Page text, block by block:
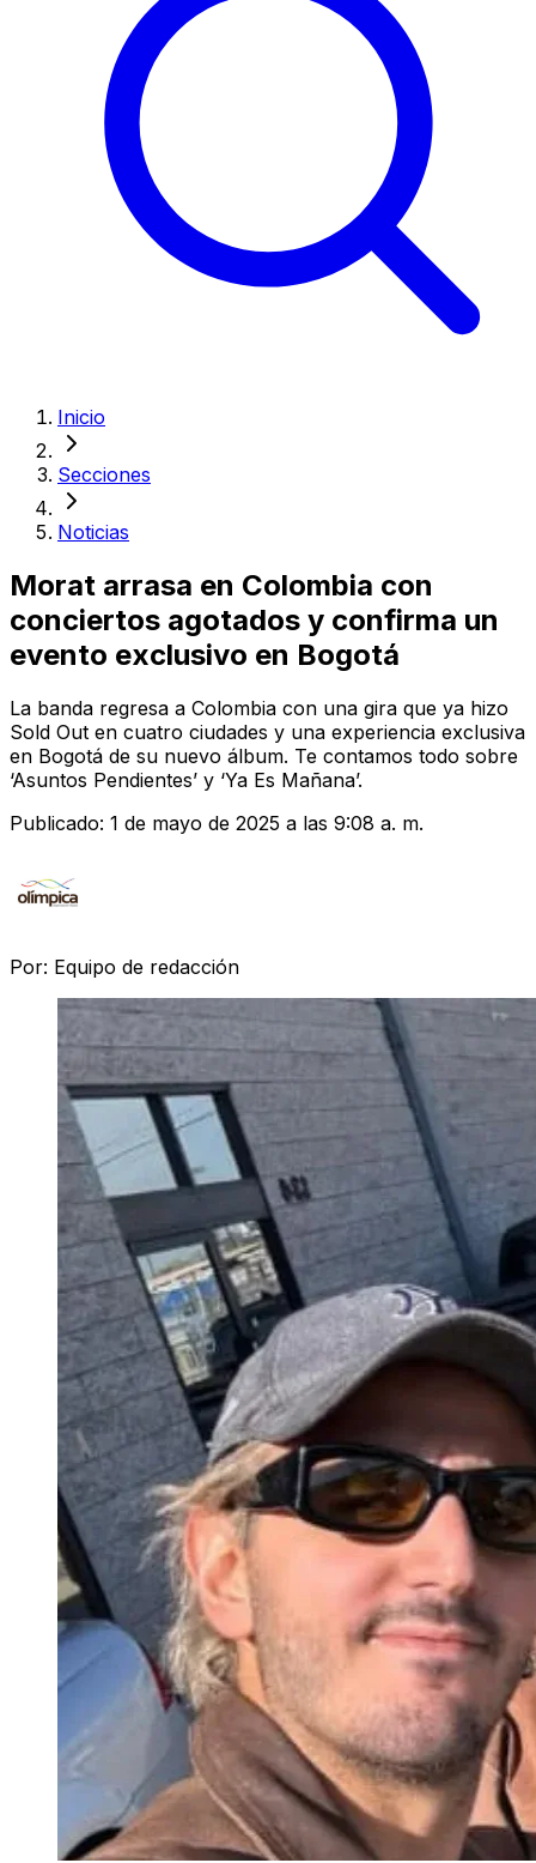
Inicio
Secciones
Noticias
Morat arrasa en Colombia con
conciertos agotados y confirma un
evento exclusivo en Bogotá
La banda regresa a Colombia con una gira que ya hizo
Sold Out en cuatro ciudades y una experiencia exclusiva
en Bogotá de su nuevo álbum. Te contamos todo sobre
‘Asuntos Pendientes’ y ‘Ya Es Mañana’.
Publicado: 1 de mayo de 2025 a las 9:08 a. m.
Por: Equipo de redacción